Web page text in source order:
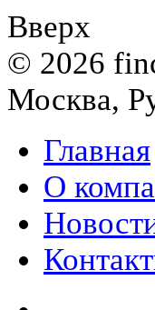
Вверх
© 2026
Москва,
Главная
О